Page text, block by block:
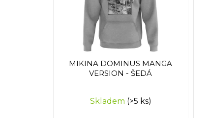
MIKINA DOMINUS MANGA
VERSION - ŠEDÁ
Skladem (>5 ks)